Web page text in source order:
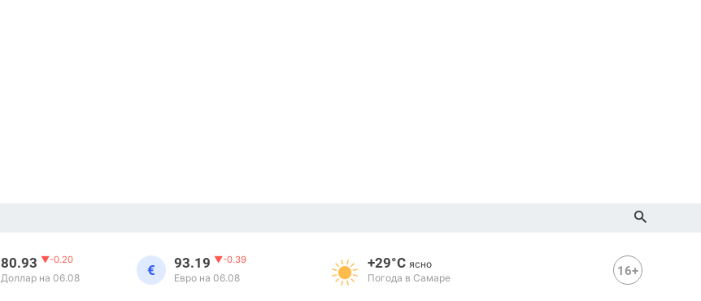
80.93 ▼-0.20
Доллар на 06.08 € 93.19 ▼-0.39
Евро на 06.08
+29°C ясно
Погода в Самаре
16+